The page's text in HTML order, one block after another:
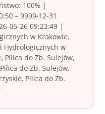
100% |
– 9999-12-31
05-26 09:23:49 |
w Krakowie,
Hydrologicznych w
Pilica do Zb. Sulejów,
do Zb. Sulejów,
Pilica do Zb.